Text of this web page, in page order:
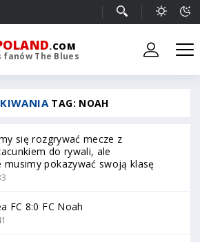
.COM
The Blues
TAG: NOAH
się rozgrywać mecze z
do rywali, ale
musimy pokazywać swoją klasę
FC 8:0 FC Noah